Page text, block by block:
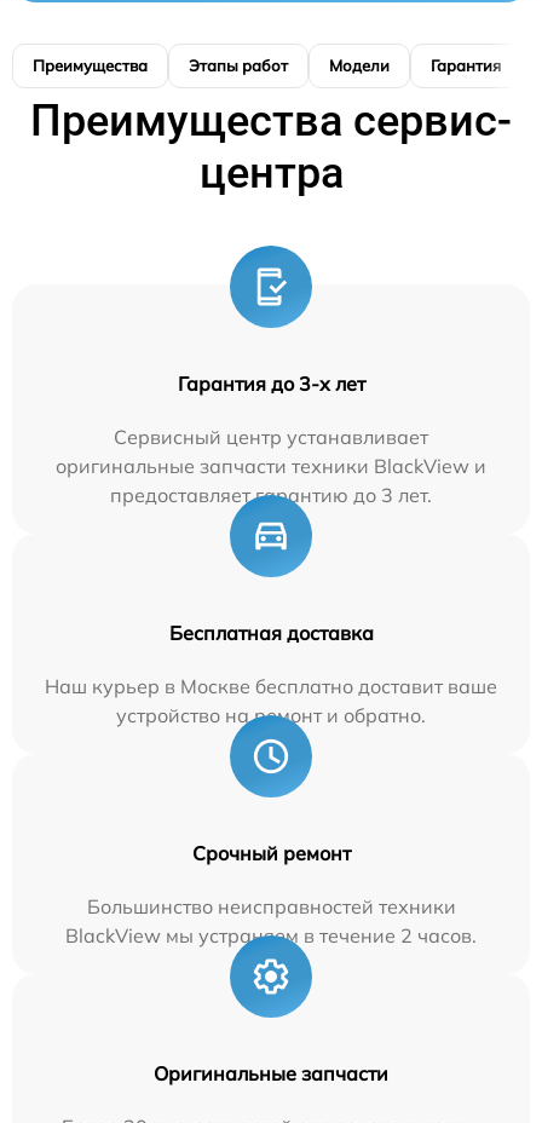
Преимущества Этапы работ Модели Гарантия
Преимущества сервис-
центра
Гарантия до 3-х лет
Сервисный центр устанавливает
оригинальные запчасти техники BlackView и
предоставляет гарантию до 3 лет.
Бесплатная доставка
Наш курьер в Москве бесплатно доставит ваше
устройство на ремонт и обратно.
Срочный ремонт
Большинство неисправностей техники
BlackView мы устраняем в течение 2 часов.
Оригинальные запчасти